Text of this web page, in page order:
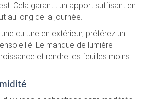
Cela garantit un apport suffisant en
au long de la journée.
culture en extérieur, préférez un
Le manque de lumière
et rendre les feuilles moins